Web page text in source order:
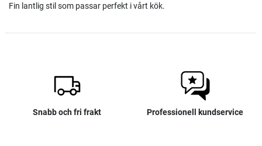
Fin lantlig stil som passar perfekt i vårt kök.
Snabb och fri frakt Professionell kundservice